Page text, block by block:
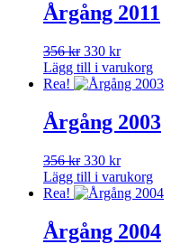
Årgång 2011
356kr Det
ursprungliga
priset
356 kr.
330 krDet
nuvarande
priset
330 kr.
Lägg till i varukorg
Rea!
Årgång 2003
356kr Det
ursprungliga
priset
356 kr.
330 krDet
nuvarande
priset
330 kr.
Lägg till i varukorg
Rea!
Årgång 2004